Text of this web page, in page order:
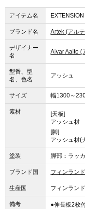
アイテム名
ブランド名 Artek (アル
デザイナー
名
Alvar Aalto (
型番、型
名、色名
アッシュ
サイズ 幅1300～
素材
[天板]
アッシュ材
[脚]
アッシュ材(
塗装 脚部：ラッ
ブランド国 フィンランド
生産国 フィンランド
備考
●伸長板2枚